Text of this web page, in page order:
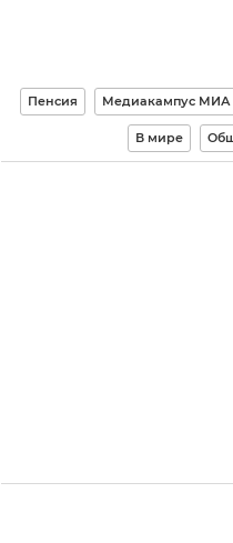
Пенсия Медиакампус МИА
В мире